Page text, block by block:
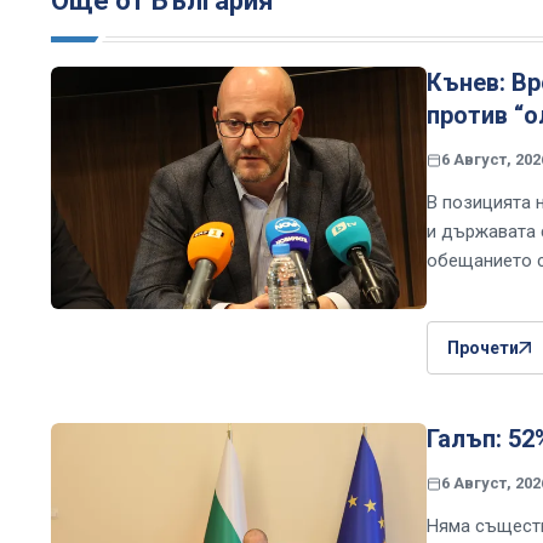
Кънев:
против
6 Август,
В позицията
и държавата
обещанието
Прочети
Галъп:
6 Август,
Няма